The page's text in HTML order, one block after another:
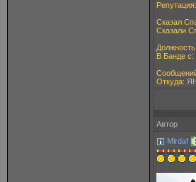
Репутация:
Сказал
Сказали
Должность:
В Банде с:
Откуда:
Автор
Mirdaf